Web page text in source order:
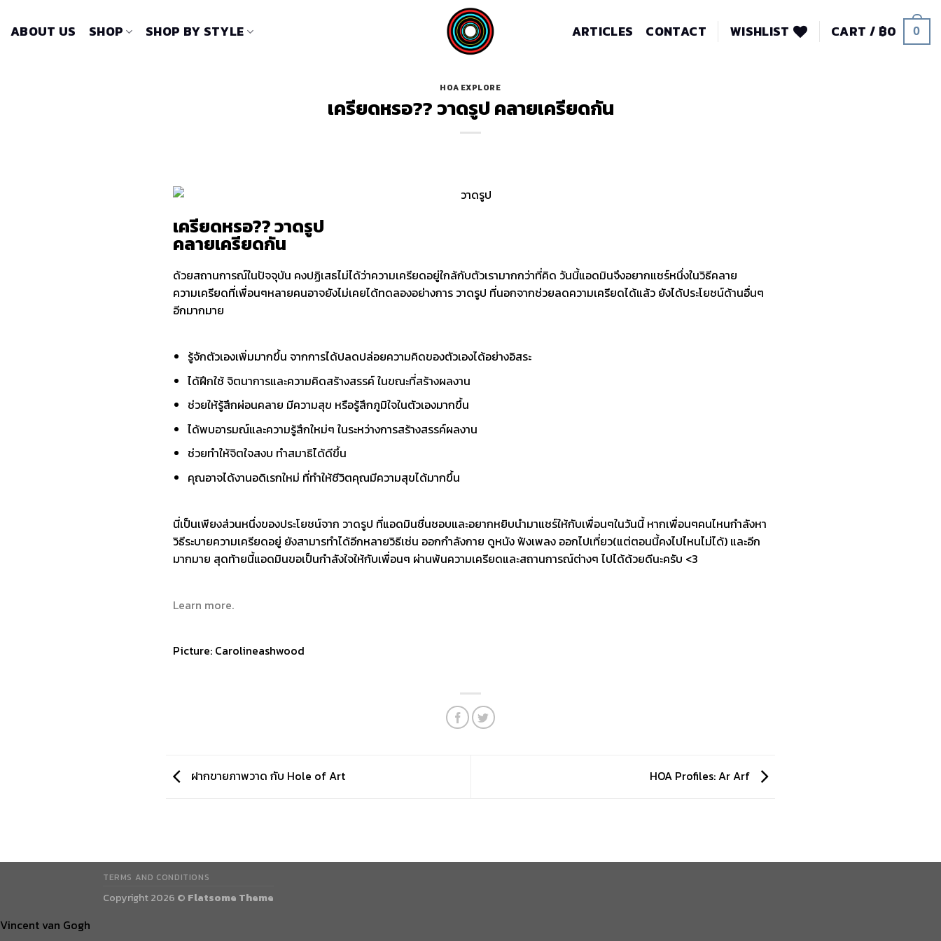
ABOUT US SHOP SHOP BY STYLE ARTICLES CONTACT WISHLIST CART / ฿0 0
HOA EXPLORE
เครียดหรอ?? วาดรูป คลายเครียดกัน
เครียดหรอ?? วาดรูป
คลายเครียดกัน
ด้วยสถานการณ์ในปัจจุบัน คงปฏิเสธไม่ได้ว่าความเครียดอยู่ใกล้กับตัวเรามากกว่าที่คิด วันนี้แอดมินจึงอยากแชร์หนึ่งในวิธีคลาย
ความเครียดที่เพื่อนๆหลายคนอาจยังไม่เคยได้ทดลองอย่างการ วาดรูป ที่นอกจากช่วยลดความเครียดได้แล้ว ยังได้ประโยชน์ด้านอื่นๆ
อีกมากมาย
รู้จักตัวเองเพิ่มมากขึ้น จากการได้ปลดปล่อยความคิดของตัวเองได้อย่างอิสระ
ได้ฝึกใช้ จิตนาการและความคิดสร้างสรรค์ ในขณะที่สร้างผลงาน
ช่วยให้รู้สึกผ่อนคลาย มีความสุข หรือรู้สึกภูมิใจในตัวเองมากขึ้น
ได้พบอารมณ์และความรู้สึกใหม่ๆ ในระหว่างการสร้างสรรค์ผลงาน
ช่วยทำให้จิตใจสงบ ทำสมาธิได้ดีขึ้น
คุณอาจได้งานอดิเรกใหม่ ที่ทำให้ชีวิตคุณมีความสุขได้มากขึ้น
นี่เป็นเพียงส่วนหนึ่งของประโยชน์จาก วาดรูป ที่แอดมินชื่นชอบและอยากหยิบนำมาแชร์ให้กับเพื่อนๆในวันนี้ หากเพื่อนๆคนไหนกำลังหา
วิธีระบายความเครียดอยู่ ยังสามารทำได้อีกหลายวิธีเช่น ออกกำลังกาย ดูหนัง ฟังเพลง ออกไปเที่ยว(แต่ตอนนี้คงไปไหนไม่ได้) และอีก
มากมาย สุดท้ายนี้แอดมินขอเป็นกำลังใจให้กับเพื่อนๆ ผ่านพ้นความเครียดและสถานการณ์ต่างๆ ไปได้ด้วยดีนะครับ <3
Learn more.
Picture: Carolineashwood
ฝากขายภาพวาด กับ Hole of Art HOA Profiles: Ar Arf
TERMS AND CONDITIONS
Copyright 2026 © Flatsome Theme
Vincent van Gogh